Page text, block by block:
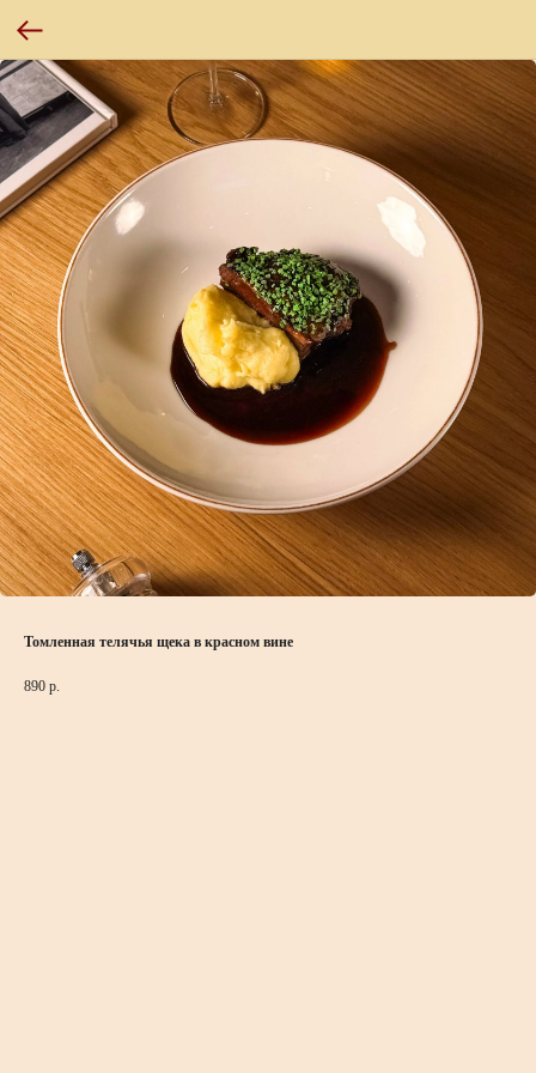
Томленная телячья щека в красном вине
890 р.